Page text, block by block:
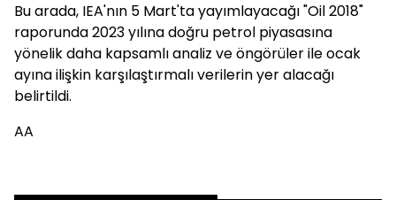
Bu arada, IEA'nın 5 Mart'ta yayımlayacağı "Oil 2018"
raporunda 2023 yılına doğru petrol piyasasına
yönelik daha kapsamlı analiz ve öngörüler ile ocak
ayına ilişkin karşılaştırmalı verilerin yer alacağı
belirtildi.
AA